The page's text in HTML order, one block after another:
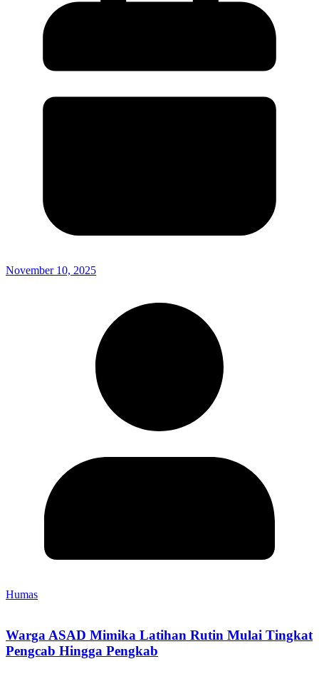
November 10, 2025
Humas
Warga ASAD Mimika Latihan Rutin Mulai Tingkat
Pengcab Hingga Pengkab